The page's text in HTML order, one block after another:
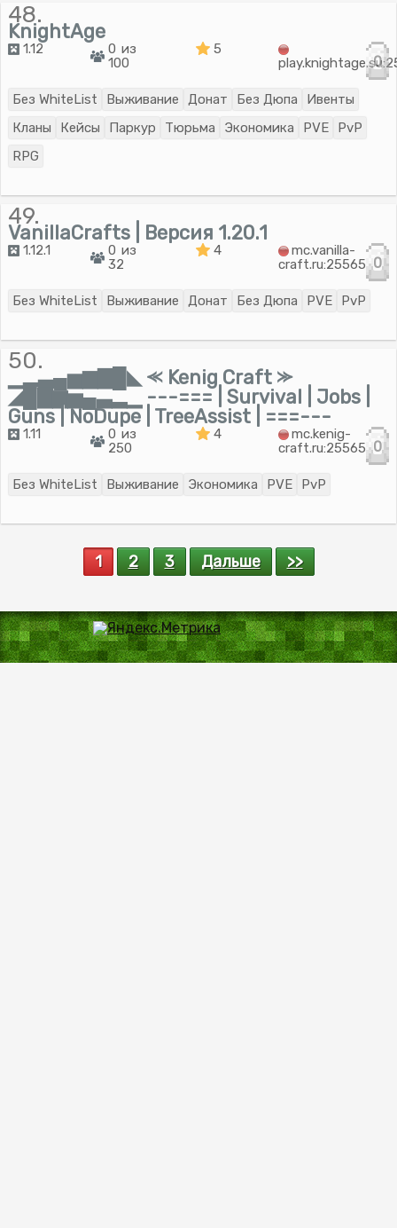
48.
KnightAge
1.12
0 из
100
5
0
Без WhiteList Выживание Донат Без Дюпа
Ивенты
Кланы
Кейсы Паркур Тюрьма Экономика PVE
PvP
RPG
49.
VanillaCrafts | Версия 1.20.1
1.12.1
0 из
32
4
mc.vanilla-
craft.ru:25565 0
Без WhiteList Выживание Донат Без Дюпа PVE PvP
50.
▁▂▃▄▅▆▇█◣ ⪻ Kenig Craft ⪼
◢█▇▆▅▄▃▂▁ ---=== | Survival | Jobs |
Guns | NoDupe | TreeAssist | ===---
1.11
0 из
250
4
mc.kenig-
craft.ru:25565 0
Без WhiteList Выживание Экономика PVE PvP
1 2 3 Дальше >>